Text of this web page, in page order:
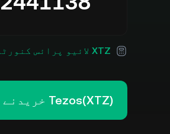
XTZ لائیو پرائس کنورٹر
Tezos(XTZ) خریدنے کے لیے لاگ ان کریں